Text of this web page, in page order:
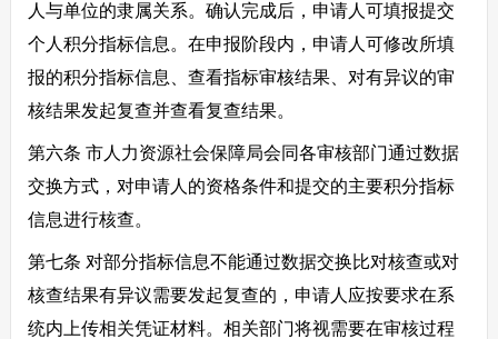
人与单位的隶属关系。确认完成后，申请人可填报提交
个人积分指标信息。在申报阶段内，申请人可修改所填
报的积分指标信息、查看指标审核结果、对有异议的审
核结果发起复查并查看复查结果。
第六条 市人力资源社会保障局会同各审核部门通过数据
交换方式，对申请人的资格条件和提交的主要积分指标
信息进行核查。
第七条 对部分指标信息不能通过数据交换比对核查或对
核查结果有异议需要发起复查的，申请人应按要求在系
统内上传相关凭证材料。相关部门将视需要在审核过程